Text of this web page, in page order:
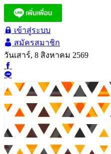
เข้าสู่ระบบ
สมัครสมาชิก
วันเสาร์, 8 สิงหาคม 2569